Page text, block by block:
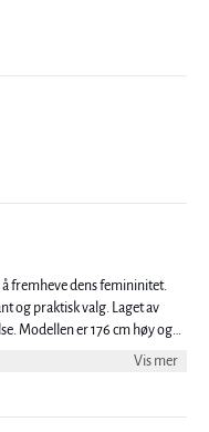
fremheve dens femininitet.
og praktisk valg. Laget av
og
Vis mer